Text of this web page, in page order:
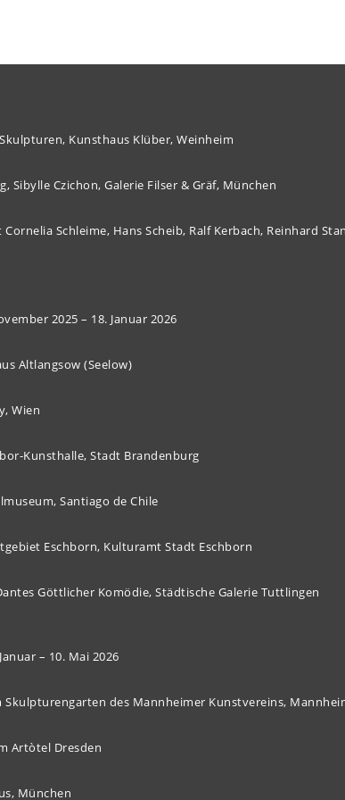
Kunsthaus Klüber, Weinheim
Sibylle Czichon, Galerie Filser & Gräf, München
Schleime, Hans Scheib, Ralf Kerbach, Reinhard
2025 – 18. Januar 2026
Altlangsow (Seelow)
Wien
Kunsthalle, Stadt Brandenburg
Santiago de Chile
Eschborn, Kulturamt Stadt Eschborn
Göttlicher Komödie, Städtische Galerie Tuttlingen
– 10. Mai 2026
Skulpturengarten des Mannheimer Kunstvereins,
Artòtel Dresden
München